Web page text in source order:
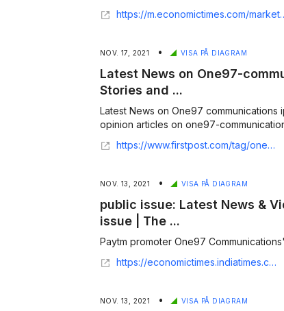
https://m.economictimes.com/markets/ipos/fpos/fpis-join-ipo-rush-invest-rs-46000-crore-in-2021/articleshow/87747944.cms
NOV. 17, 2021 • VISA PÅ DIAGRAM
Latest News on One97-
Stories and ...
Latest News on One97 communications
opinion articles on one97-
https://www.firstpost.com/tag/one97-communications-ipo/page/1
NOV. 13, 2021 • VISA PÅ DIAGRAM
public issue: Latest News &
issue | The ...
Paytm promoter One97
https://economictimes.indiatimes.com/topic/public-issue
NOV. 13, 2021 • VISA PÅ DIAGRAM